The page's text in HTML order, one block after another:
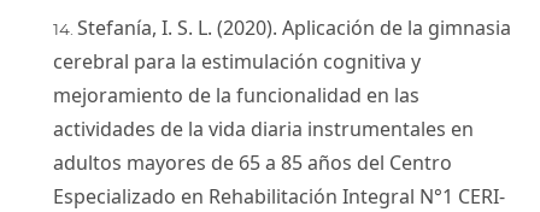
Stefanía, I. S. L. (2020). Aplicación de la gimnasia
cerebral para la estimulación cognitiva y
mejoramiento de la funcionalidad en las
actividades de la vida diaria instrumentales en
adultos mayores de 65 a 85 años del Centro
Especializado en Rehabilitación Integral N°1 CERI-